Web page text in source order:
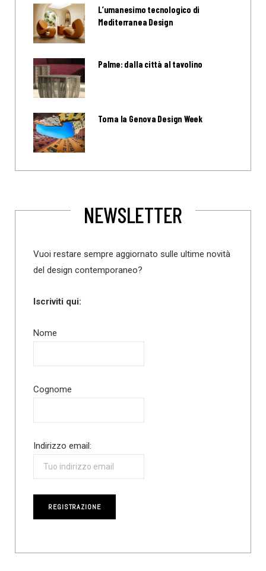
L’umanesimo tecnologico di
Mediterranea Design
Palme: dalla città al tavolino
Torna la Genova Design Week
NEWSLETTER
Vuoi restare sempre aggiornato sulle ultime novità
del design contemporaneo?
Iscriviti qui:
Nome
Cognome
Indirizzo email: